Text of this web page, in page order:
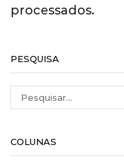
processados.
PESQUISA
COLUNAS